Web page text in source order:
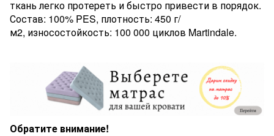
ткань легко протереть и быстро привести в порядок.
Состав: 100% PES, плотность: 450 г/
м2, износостойкость: 100 000 циклов Martindale.
Обратите внимание!